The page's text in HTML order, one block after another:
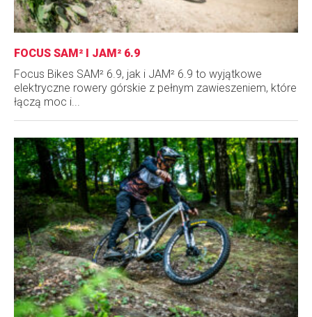
FOCUS SAM² I JAM² 6.9
Focus Bikes SAM² 6.9, jak i JAM² 6.9 to wyjątkowe
elektryczne rowery górskie z pełnym zawieszeniem, które
łączą moc i...